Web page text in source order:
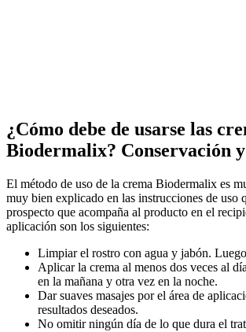
¿Cómo debe de usarse las
Biodermalix? Conservación
El método de uso de la crema Biodermalix es
muy bien explicado en las instrucciones de uso
prospecto que acompaña al producto en el
aplicación son los siguientes:
Limpiar el rostro con agua y jabón.
Aplicar la crema al menos dos veces al
en la mañana y otra vez en la noche.
Dar suaves masajes por el área de
resultados deseados.
No omitir ningún día de lo que dura el